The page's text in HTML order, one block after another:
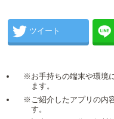
ツイート
※お手持ちの端末や環境
ます。
※ご紹介したアプリの内
す。